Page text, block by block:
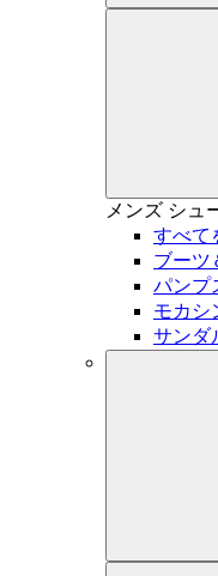
メンズ シュ
すべて
ブーツ
パンプ
モカシ
サンダ